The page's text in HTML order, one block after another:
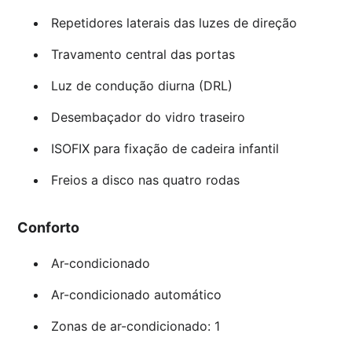
Repetidores laterais das luzes de direção
Travamento central das portas
Luz de condução diurna (DRL)
Desembaçador do vidro traseiro
ISOFIX para fixação de cadeira infantil
Freios a disco nas quatro rodas
Conforto
Ar-condicionado
Ar-condicionado automático
Zonas de ar-condicionado: 1